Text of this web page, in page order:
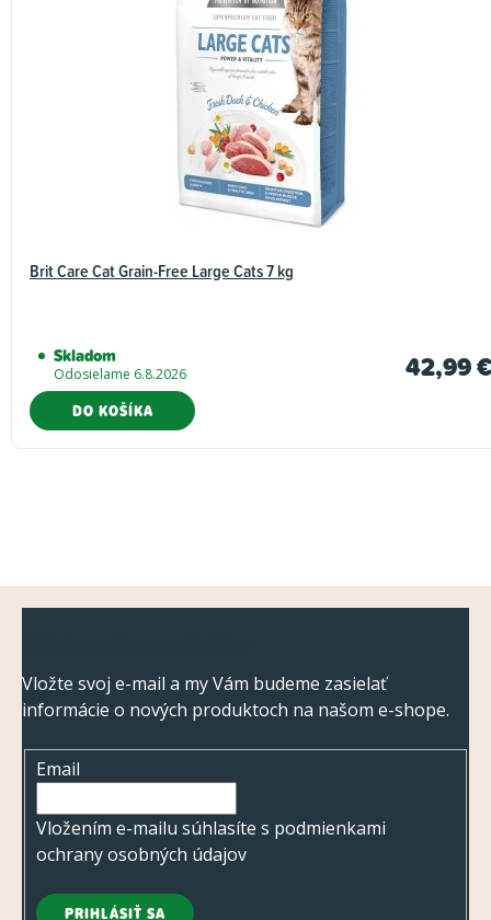
Brit Care Cat Grain-Free Large Cats 7 kg
Skladom
Odosielame 6.8.2026 42,99
DO KOŠÍKA
Vložte svoj e-mail a my Vám budeme zasielať
informácie o nových produktoch na našom e-shope.
Email
Vložením e-mailu súhlasíte s podmienkami
ochrany osobných údajov
PRIHLÁSIŤ SA